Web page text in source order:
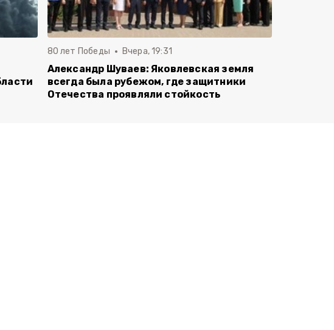
80 лет Победы Вчера, 19:31
Александр Шуваев: Яковлевская земля
всегда была рубежом, где защитники
Отечества проявляли стойкость